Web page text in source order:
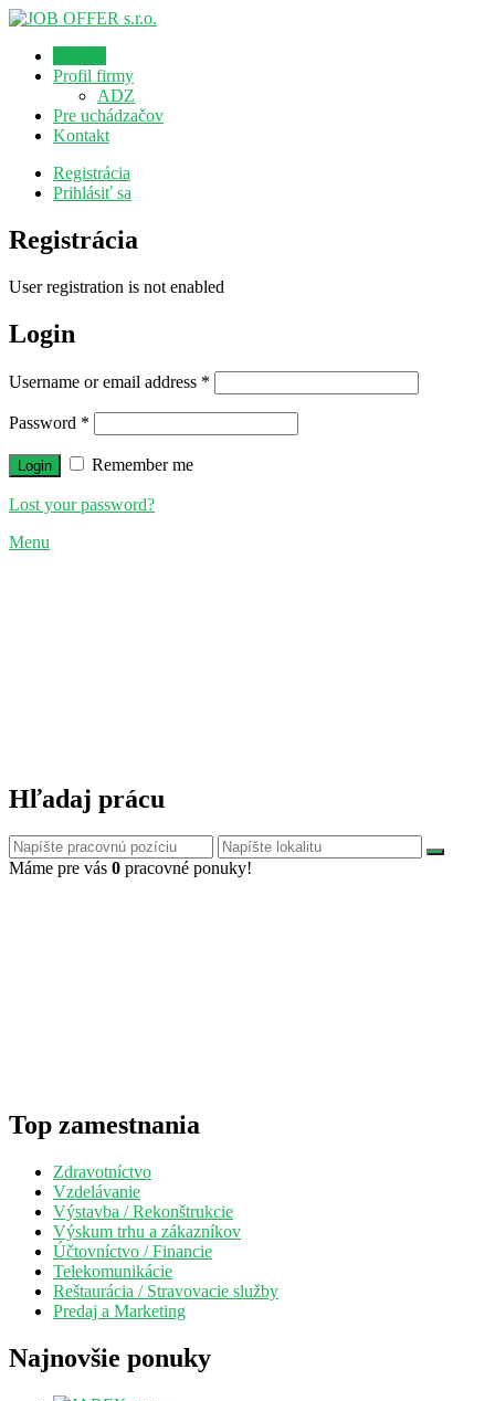
Profil firmy
ADZ
Pre uchádzačov
Kontakt
Registrácia
Prihlásiť sa
Registrácia
User registration is not enabled
Login
Username or email address *
Password *
Remember me
Lost your password?
Menu
Hľadaj prácu
Máme pre vás 0 pracovné ponuky!
Top zamestnania
Zdravotníctvo
Vzdelávanie
Výstavba / Rekonštrukcie
Výskum trhu a zákazníkov
Účtovníctvo / Financie
Telekomunikácie
Reštaurácia / Stravovacie služby
Predaj a Marketing
Najnovšie ponuky